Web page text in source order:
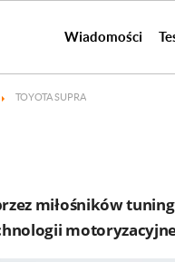
Wiadomości
TOYOTA SUPRA
miłośników